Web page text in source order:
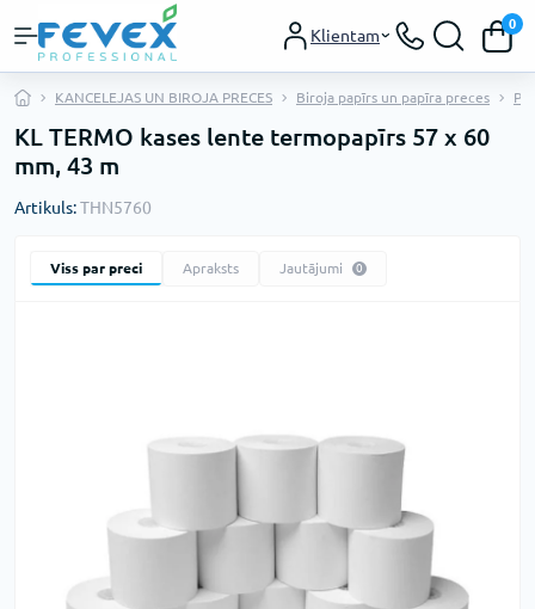
Klientam
0
KANCELEJAS UN BIROJA PRECES Biroja papīrs un papīra preces
KL TERMO kases lente termopapīrs 57 x 60
mm, 43 m
Artikuls:THN5760
Viss par preci Apraksts Jautājumi 0